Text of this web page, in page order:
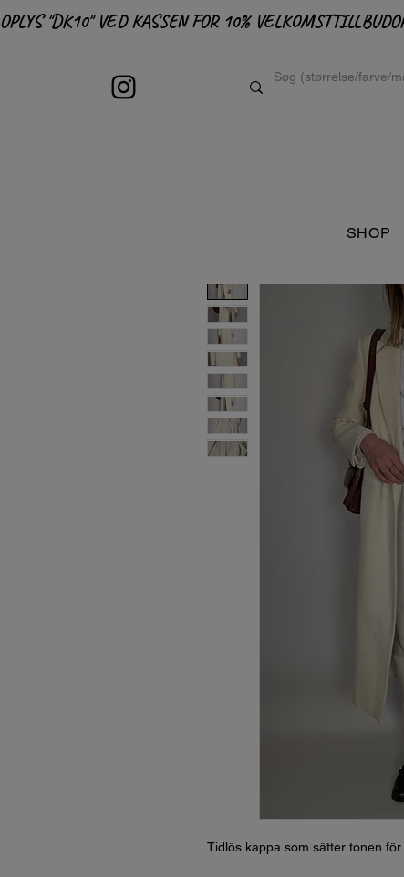
OPLYS "DK10" VED KASSEN FOR 10% VELKOMSTTILLBUD
SHOP
Tidlös kappa som sätter tonen för